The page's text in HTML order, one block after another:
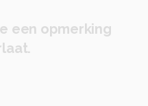
een opmerking